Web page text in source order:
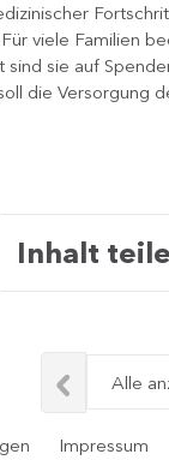
viele Familien
sie auf
die Versorgung
Inhalt
Alle
Impressum